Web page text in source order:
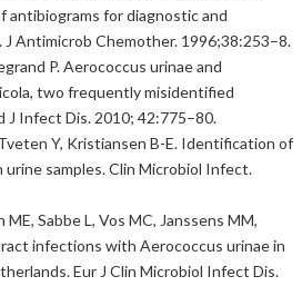
antibiograms for diagnostic and
Antimicrob Chemother. 1996;38:253–8.
P. Aerococcus urinae and
two frequently misidentified
J Infect Dis. 2010; 42:775–80.
Y, Kristiansen B-E. Identification of
urine samples. Clin Microbiol Infect.
Sabbe L, Vos MC, Janssens MM,
infections with Aerococcus urinae in
Eur J Clin Microbiol Infect Dis.